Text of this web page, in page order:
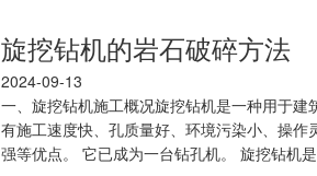
旋挖钻机的岩石破碎方法
2024-09-13
一、旋挖钻机施工概况旋挖钻机是一种用于
有施工速度快、孔质量好、环境污染小、操作
强等优点。 它已成为一台钻孔机。 旋挖钻机是